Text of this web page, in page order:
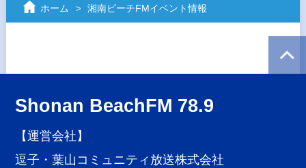
ホーム 湘南ビーチFMイベント情報
Shonan BeachFM 78.9
【運営会社】
逗子・葉山コミュニティ放送株式会社